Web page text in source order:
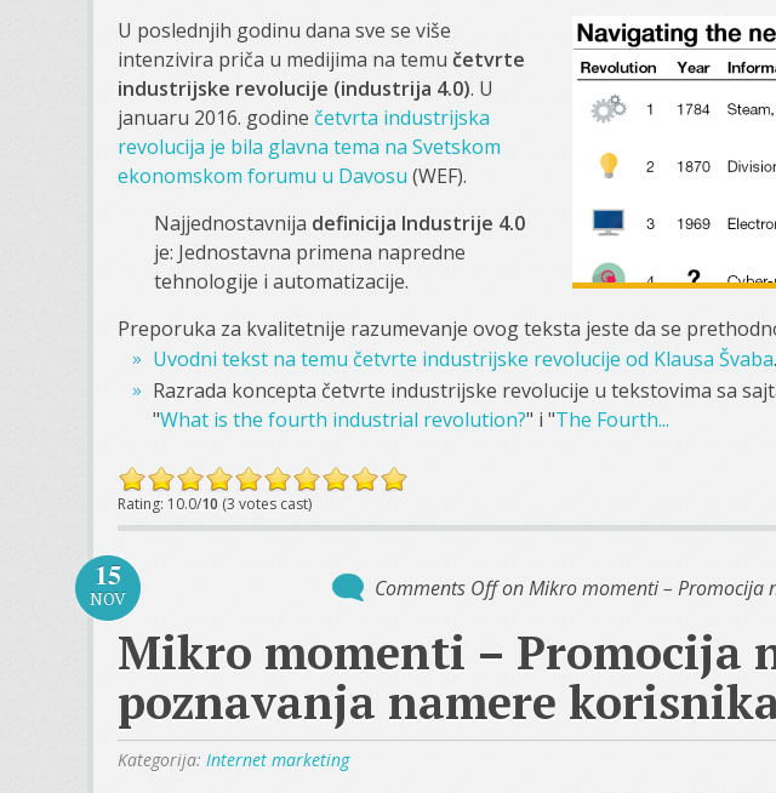
U poslednjih godinu dana sve se više
intenzivira priča u medijima na temu četvrte
industrijske revolucije (industrija 4.0). U
januaru 2016. godine četvrta industrijska
revolucija je bila glavna tema na Svetskom
ekonomskom forumu u Davosu (WEF).
Najjednostavnija definicija Industrije 4.0
je: Jednostavna primena napredne
tehnologije i automatizacije.
Preporuka za kvalitetnije razumevanje ovog teksta jeste da se
Uvodni tekst na temu četvrte industrijske revolucije od Klausa Švaba.
Razrada koncepta četvrte industrijske revolucije u tekstovima sa
"What is the fourth industrial revolution?" i "The Fourth...
Rating: 10.0/10 (3 votes cast)
15
NOV Comments Offon Mikro momenti – Promocija
Mikro momenti – Promocija
poznavanja namere
Kategorija: Internet marketing